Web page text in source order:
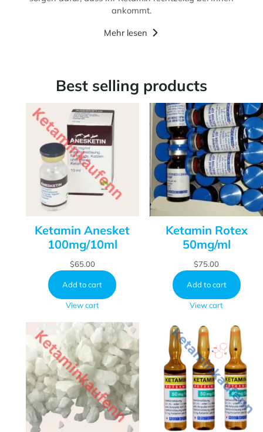
ankommt.
Mehr lesen
Best selling products
Ketamin Anesket
100mg/10ml
$65.00
Add to cart
View cart
Ketamin Rotex
50mg/ml
$75.00
Add to cart
View cart